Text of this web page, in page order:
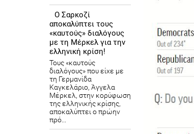
Ο Σαρκοζί
αποκαλύπτει τους
«καυτούς» διαλόγους
με τη Μέρκελ για την
ελληνική κρίση!
Τους «καυτούς
διαλόγους» που είχε με
τη Γερμανίδα
Καγκελάριο, Άγγελα
Μέρκελ, στην κορύφωση
της ελληνικής κρίσης,
αποκαλύπτει ο πρώην
πρό...